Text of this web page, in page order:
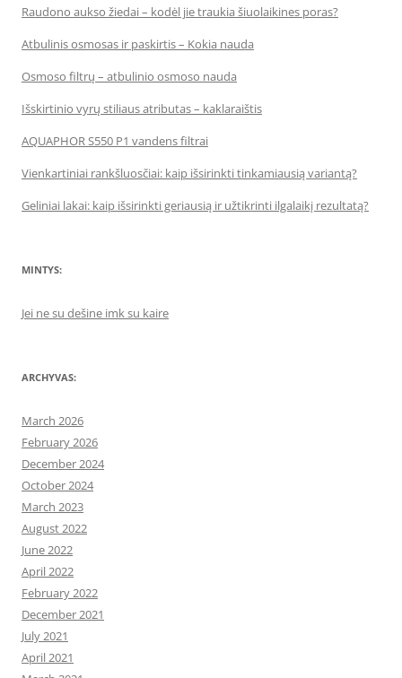
Raudono aukso žiedai – kodėl jie traukia šiuolaikines poras?
Atbulinis osmosas ir paskirtis – Kokia nauda
Osmoso filtrų – atbulinio osmoso nauda
Išskirtinio vyrų stiliaus atributas – kaklaraištis
AQUAPHOR S550 P1 vandens filtrai
Vienkartiniai rankšluosčiai: kaip išsirinkti tinkamiausią variantą?
Geliniai lakai: kaip išsirinkti geriausią ir užtikrinti ilgalaikį rezultatą?
MINTYS:
Jei ne su dešine imk su kaire
ARCHYVAS:
March 2026
February 2026
December 2024
October 2024
March 2023
August 2022
June 2022
April 2022
February 2022
December 2021
July 2021
April 2021